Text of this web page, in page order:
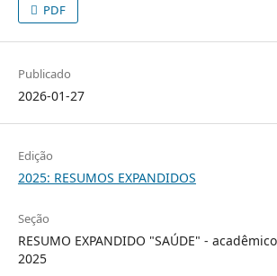
PDF
Publicado
2026-01-27
Edição
2025: RESUMOS EXPANDIDOS
Seção
RESUMO EXPANDIDO "SAÚDE" -
2025